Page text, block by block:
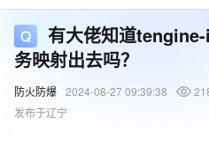
有大佬知道
务映射出去吗？
防火防爆 2024-08-27 09:39:38
发布于辽宁